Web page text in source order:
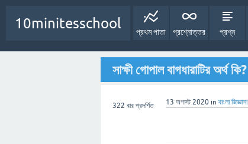
10minitesschool
প্রথম পাতা প্রশ্নোত্তর প্রশ্ন
সাক্ষী গোপাল বাগধারাটির অর্থ কি?
322 বার প্রদর্শিত 13 অগাস্ট 2020 in বাংলা জিজ্ঞাসা